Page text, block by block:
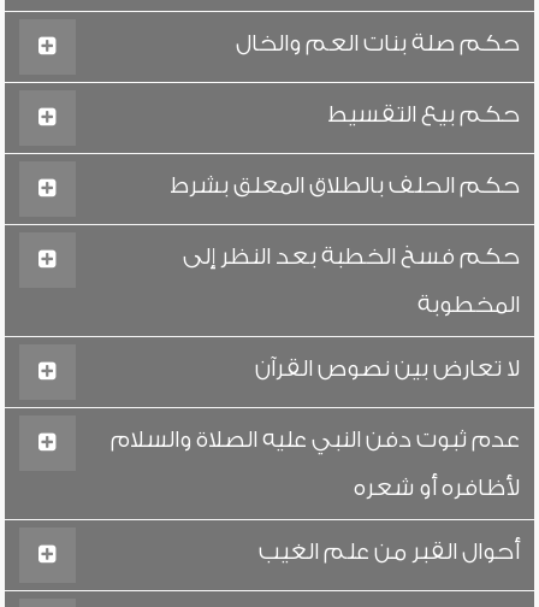
حكم صلة بنات العم والخال
حكم بيع التقسيط
حكم الحلف بالطلاق المعلق بشرط
حكم فسخ الخطبة بعد النظر إلى
المخطوبة
لا تعارض بين نصوص القرآن
عدم ثبوت دفن النبي عليه الصلاة والسلام
لأظافره أو شعره
أحوال القبر من علم الغيب